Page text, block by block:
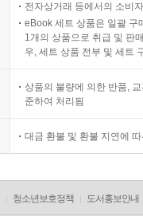
전자상거래 등에서의 소비
eBook 세트 상품은 일괄 구
1개의 상품으로 취급 및 판
우, 세트 상품 전부 및 세트
상품의 불량에 의한 반품,
준하여 처리됨
대금 환불 및 환불 지연에
청소년보호정책 도서홍보안내